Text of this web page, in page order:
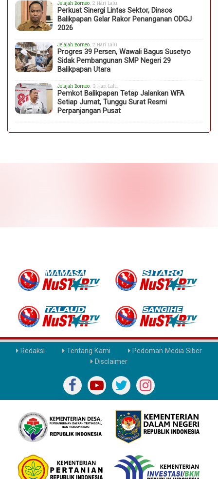
Jelajah Borneo , 2 Hari Lalu
Perkuat Sinergi Lintas Sektor, Dinsos
Balikpapan Gelar Rakor Penanganan ODGJ
2026
Jelajah Borneo , 2 Hari Lalu
Progres 39 Persen, Wawali Bagus Susetyo
Sidak Pembangunan SMP Negeri 29
Balikpapan Utara
Jelajah Borneo , 3 Hari Lalu
Pemkot Balikpapan Tetap Jalankan WFA
Setiap Jumat, Tunggu Surat Resmi
Perpanjangan Pusat
Redaksi Tentang Kami
Pedoman Media Siber
Disclaimer